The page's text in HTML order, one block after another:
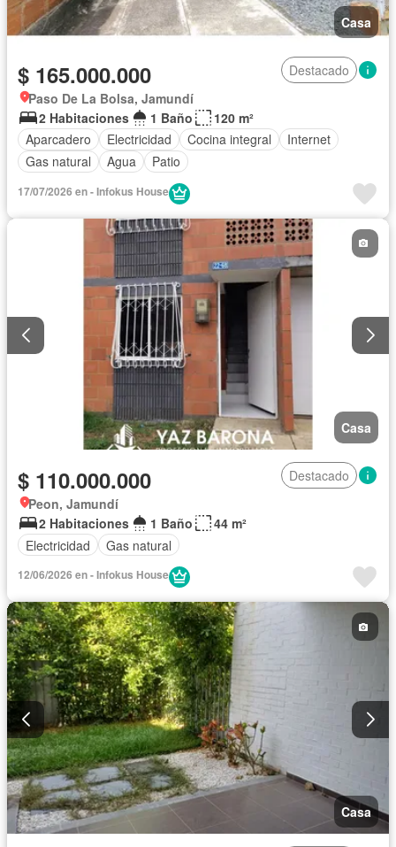
Casa
$ 165.000.000
Destacado
Paso De La Bolsa, Jamundí
2 Habitaciones
1 Baño
120 m²
Aparcadero
Electricidad Cocina integral
Internet
Gas natural
Agua Patio
17/07/2026 en - Infokus House
Casa
$ 110.000.000
Destacado
Peon, Jamundí
2 Habitaciones
1 Baño
44 m²
Electricidad
Gas natural
12/06/2026 en - Infokus House
Casa